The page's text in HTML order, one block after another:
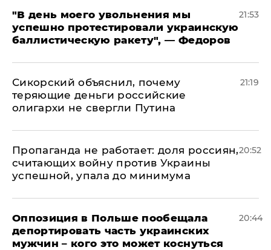
​"В день моего увольнения мы
успешно протестировали украинскую
баллистическую ракету", — Федоров
21:53
Сикорский объяснил, почему
теряющие деньги российские
олигархи не свергли Путина
21:19
​Пропаганда не работает: доля россиян,
считающих войну против Украины
успешной, упала до минимума
20:52
Оппозиция в Польше пообещала
депортировать часть украинских
мужчин – кого это может коснуться
20:44